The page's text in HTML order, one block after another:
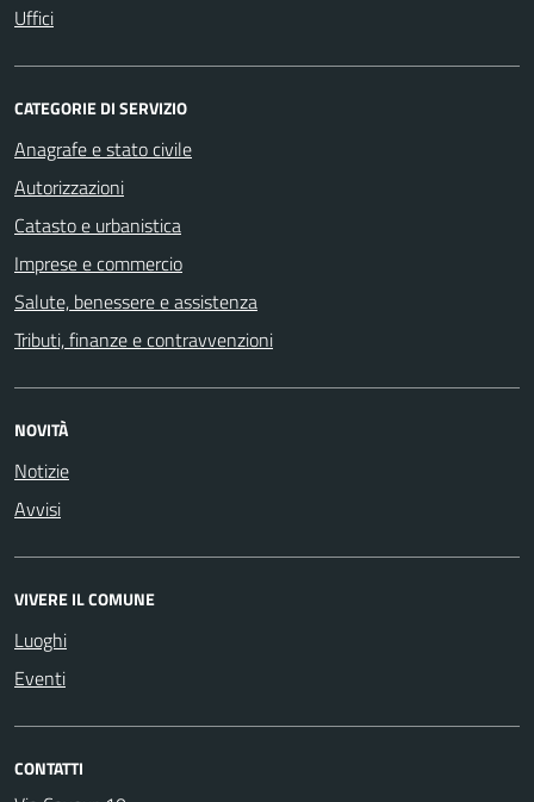
Uffici
CATEGORIE DI SERVIZIO
Anagrafe e stato civile
Autorizzazioni
Catasto e urbanistica
Imprese e commercio
Salute, benessere e assistenza
Tributi, finanze e contravvenzioni
NOVITÀ
Notizie
Avvisi
VIVERE IL COMUNE
Luoghi
Eventi
CONTATTI